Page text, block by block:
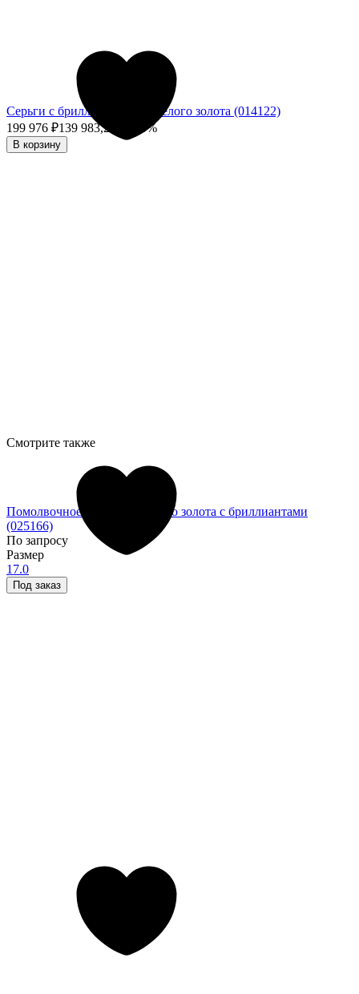
Серьги с бриллиантами из белого золота (014122)
199 976 ₽139 983,20 - 30%
В корзину
Помолвочное кольцо из белого золота с бриллиантами
(025166)
По запросу
Размер
17.0
Под заказ
Смотрите также